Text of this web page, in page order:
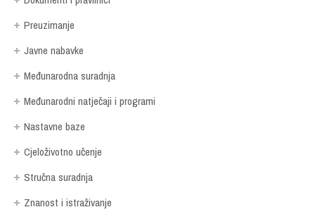
Preuzimanje
Javne nabavke
Međunarodna suradnja
Međunarodni natječaji i programi
Nastavne baze
Cjeloživotno učenje
Stručna suradnja
Znanost i istraživanje